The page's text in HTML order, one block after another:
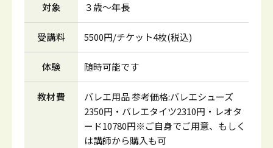
対象 ３歳～年長
受講料 5500円/チケット4枚(税込)
体験 随時可能です
教材費
バレエ用品 参考価格:バレエシューズ
2350円・バレエタイツ2310円・レオタ
ード10780円※ご自身でご用意、もしく
は講師から購入も可